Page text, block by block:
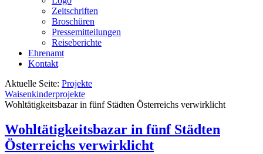
Zeitschriften
Broschüren
Pressemitteilungen
Reiseberichte
Ehrenamt
Kontakt
Aktuelle Seite: Projekte
Waisenkinderprojekte
Wohltätigkeitsbazar in fünf Städten Österreichs verwirklicht
Wohltätigkeitsbazar in fünf Städten
Österreichs verwirklicht